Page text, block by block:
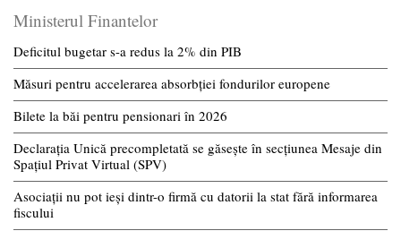
Ministerul Finantelor
Deficitul bugetar s-a redus la 2% din PIB
Măsuri pentru accelerarea absorbției fondurilor europene
Bilete la băi pentru pensionari în 2026
Declarația Unică precompletată se găsește în secțiunea Mesaje din
Spațiul Privat Virtual (SPV)
Asociații nu pot ieși dintr-o firmă cu datorii la stat fără informarea
fiscului